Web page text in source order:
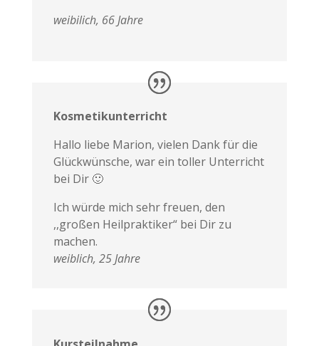
weibilich, 66 Jahre
Kosmetikunterricht
Hallo liebe Marion, vielen Dank für die
Glückwünsche, war ein toller Unterricht
bei Dir 🙂
Ich würde mich sehr freuen, den
,,großen Heilpraktiker“ bei Dir zu
machen.
weiblich, 25 Jahre